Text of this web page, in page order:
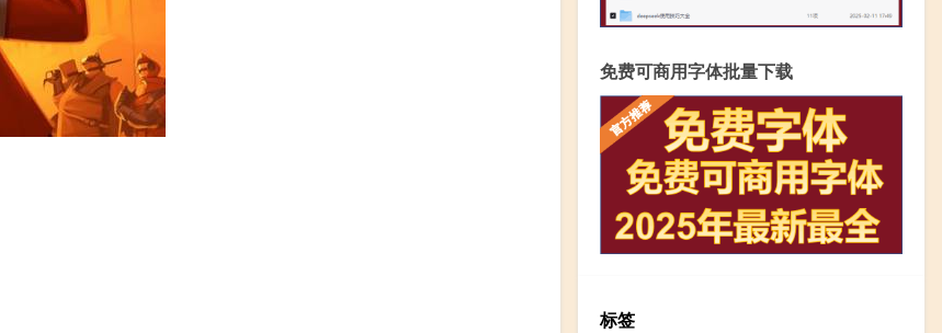
免费可商用字体批量下载
标签